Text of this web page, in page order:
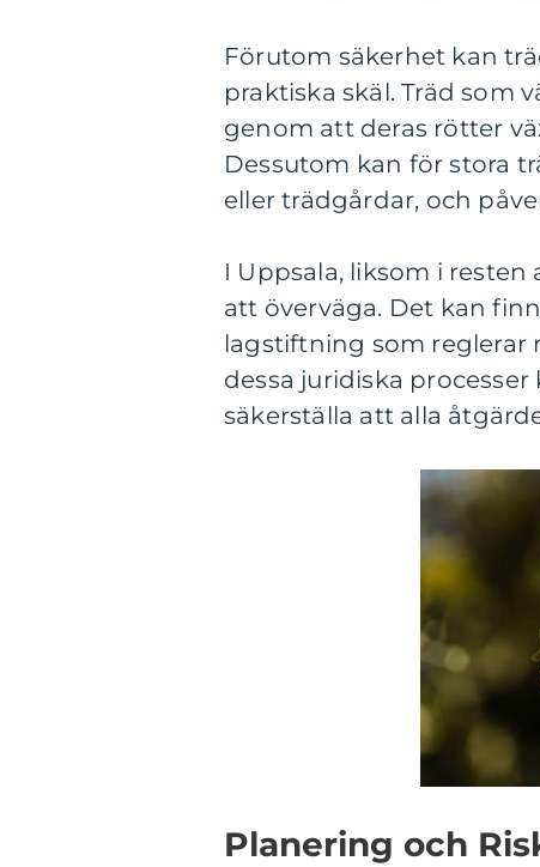
Förutom säkerhet kan
praktiska skäl. Träd som
genom att deras rötter
Dessutom kan för stora
eller trädgårdar, och
I Uppsala, liksom i
att överväga. Det kan
lagstiftning som reglerar
dessa juridiska
säkerställa att alla
Planering och